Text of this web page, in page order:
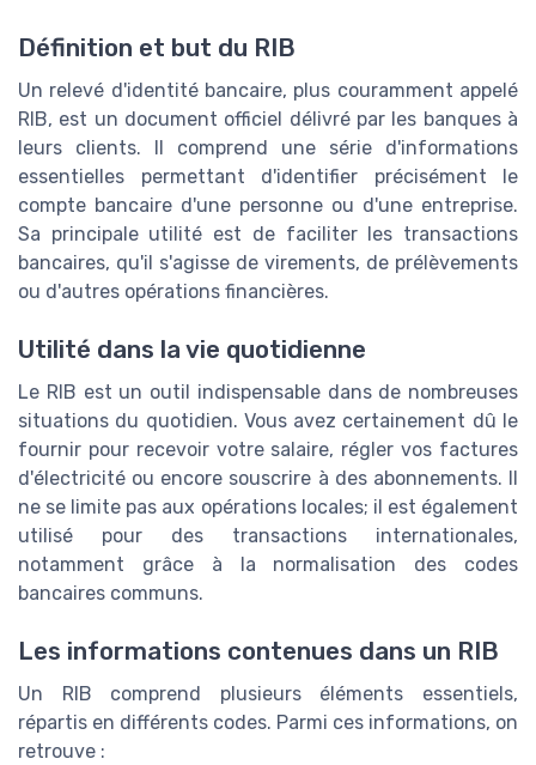
Définition et but du RIB
Un relevé d'identité bancaire, plus couramment appelé
RIB, est un document officiel délivré par les banques à
leurs clients. Il comprend une série d'informations
essentielles permettant d'identifier précisément le
compte bancaire d'une personne ou d'une entreprise.
Sa principale utilité est de faciliter les transactions
bancaires, qu'il s'agisse de virements, de prélèvements
ou d'autres opérations financières.
Utilité dans la vie quotidienne
Le RIB est un outil indispensable dans de nombreuses
situations du quotidien. Vous avez certainement dû le
fournir pour recevoir votre salaire, régler vos factures
d'électricité ou encore souscrire à des abonnements. Il
ne se limite pas aux opérations locales; il est également
utilisé pour des transactions internationales,
notamment grâce à la normalisation des codes
bancaires communs.
Les informations contenues dans un RIB
Un RIB comprend plusieurs éléments essentiels,
répartis en différents codes. Parmi ces informations, on
retrouve :